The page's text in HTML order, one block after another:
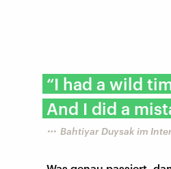
“I had a wild
And I did a
Bahtiyar Duysak im